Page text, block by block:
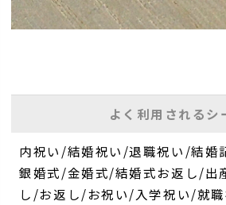
よく利用されるシ
内祝い/結婚祝い/退職祝い/結婚
銀婚式/金婚式/結婚式お返し/出
し/お返し/お祝い/入学祝い/就